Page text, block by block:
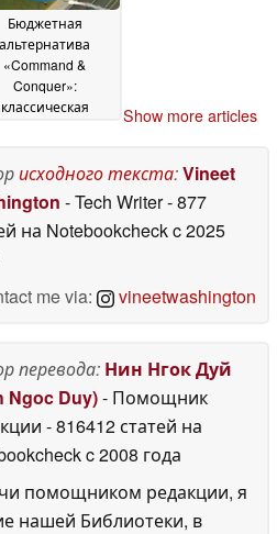
Бюджетная
альтернатива
«Command &
Conquer»:
классическая
1,20 доллара в
Steam
Show more articles
исходного текста:Vineet
- Tech Writer- 877
на Notebookcheckc 2025
me via:
vineetwashington
перевода: Нин Нгок Дуй
Ngoc Duy)- Помощник
- 816412 статей на
c 2008 года
помощником редакции, я
нашей Библиотеки, в